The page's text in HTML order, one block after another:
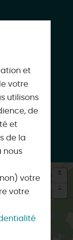
+
-
et
votre
utilisons
de
et
de la
nous
votre
votre